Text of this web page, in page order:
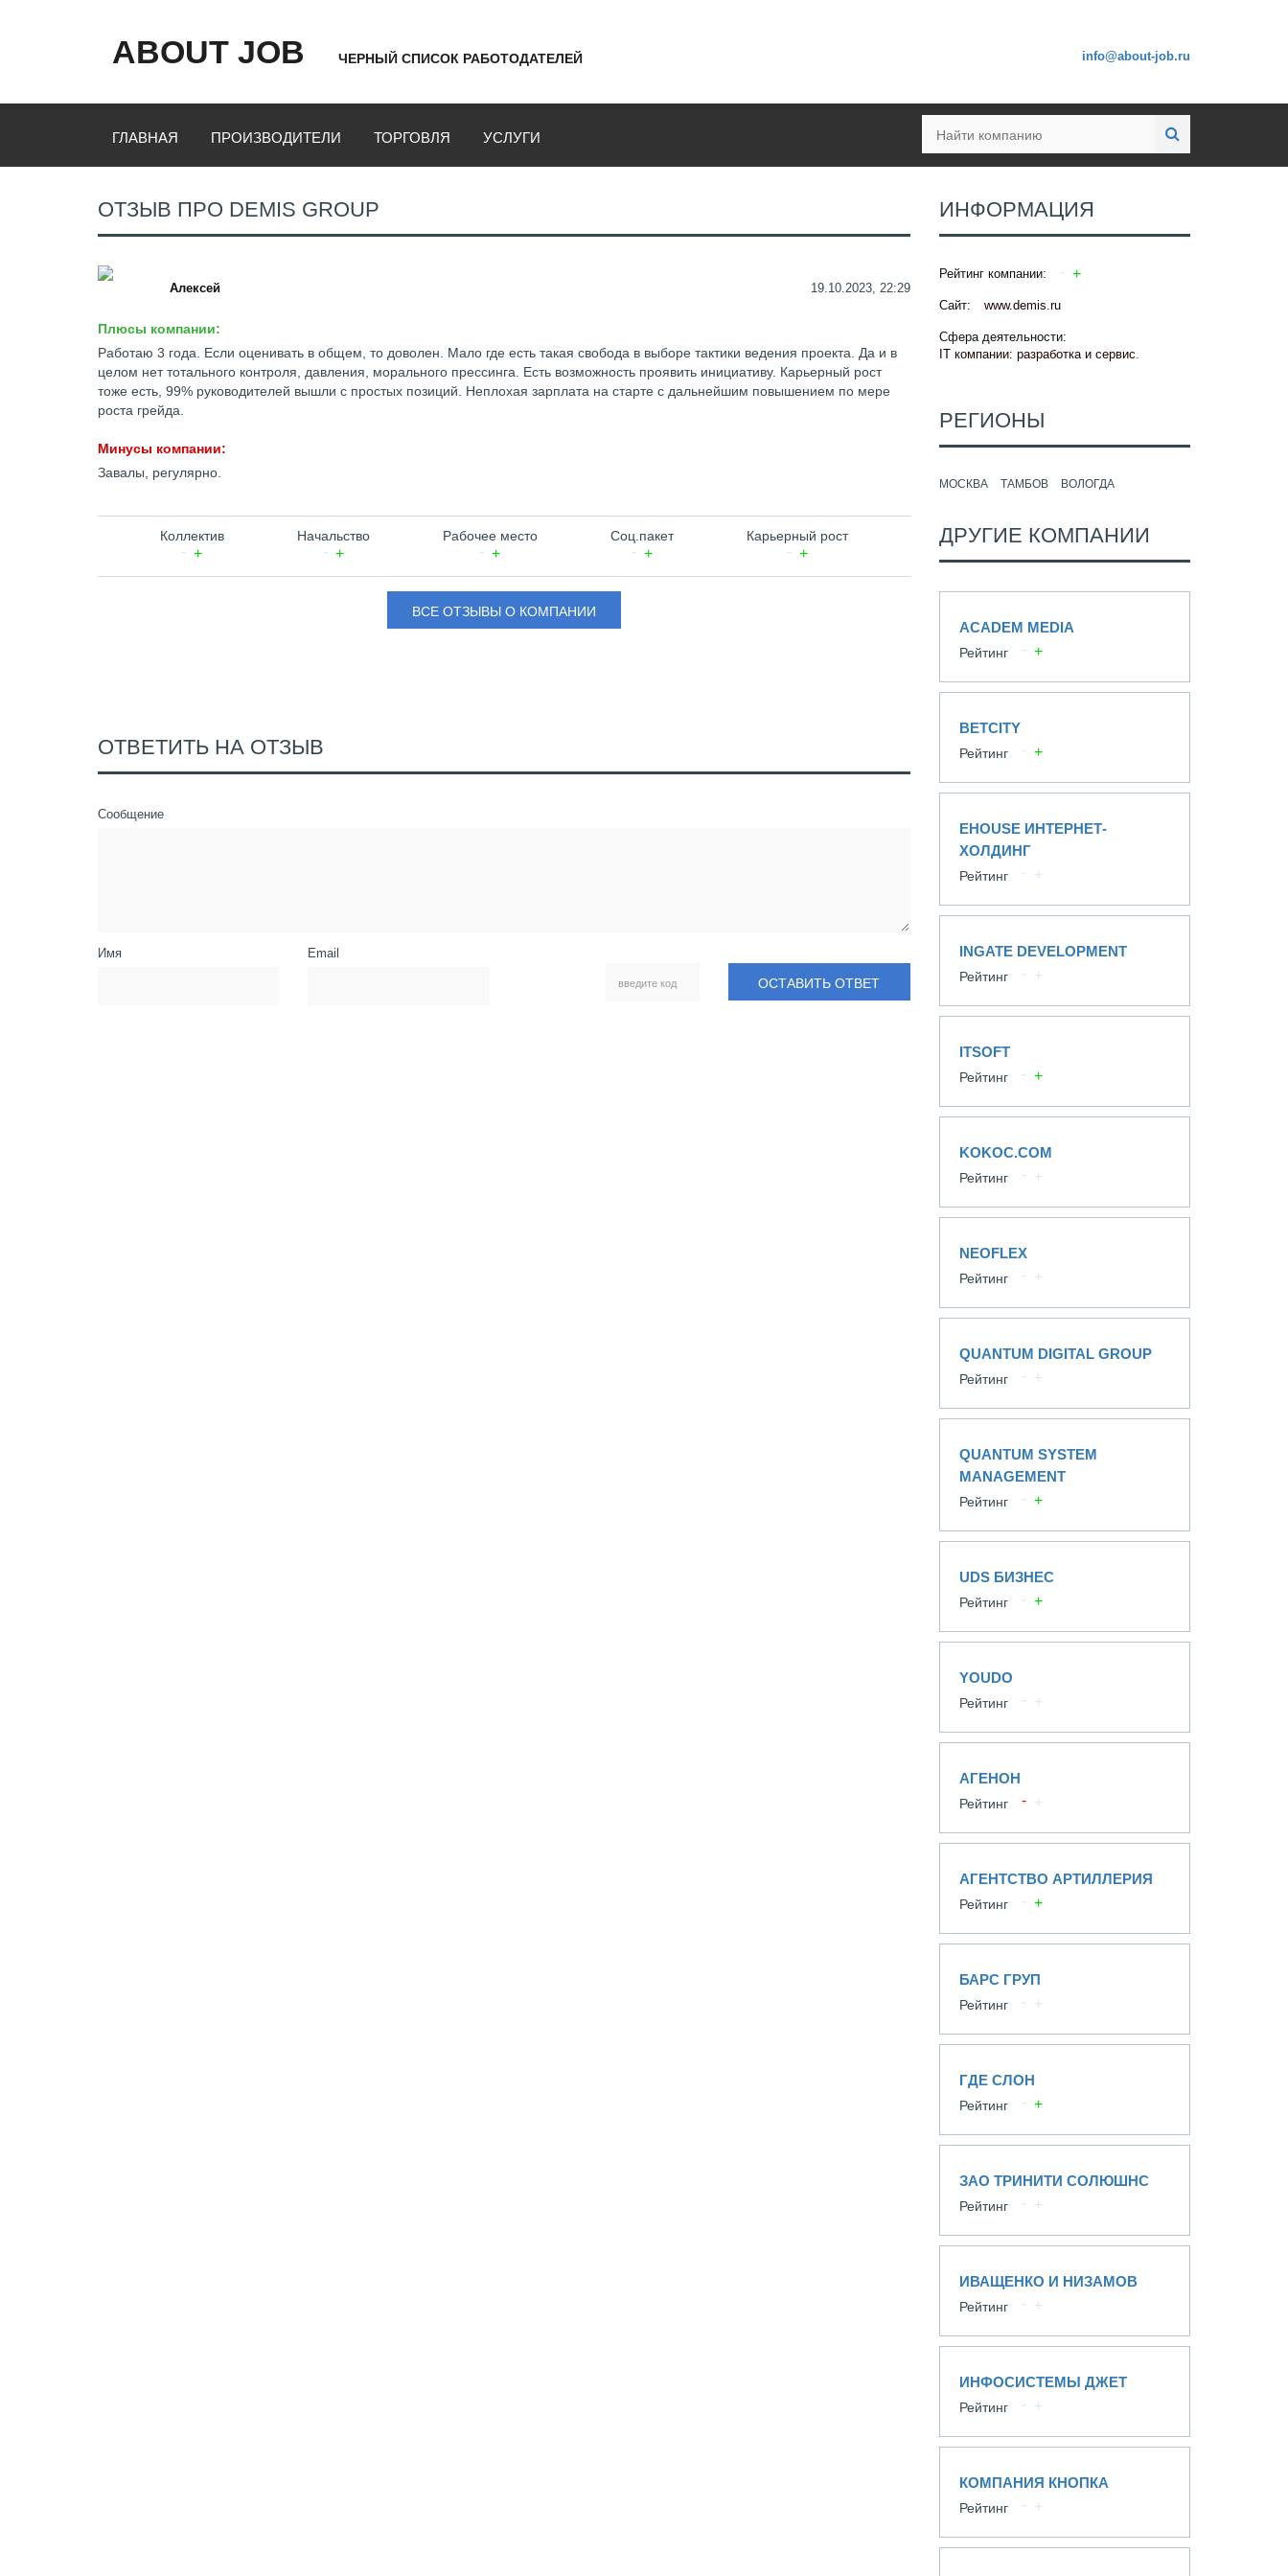
ABOUT JOB ЧЕРНЫЙ СПИСОК РАБОТОДАТЕЛЕЙ info@about-job.ru
ГЛАВНАЯ ПРОИЗВОДИТЕЛИ ТОРГОВЛЯ УСЛУГИ
ОТЗЫВ ПРО DEMIS GROUP
Алексей 19.10.2023, 22:29
Плюсы компании:
Работаю 3 года. Если оценивать в общем, то доволен. Мало где есть такая свобода в выборе тактики ведения проекта. Да и в
целом нет тотального контроля, давления, морального прессинга. Есть возможность проявить инициативу. Карьерный рост
тоже есть, 99% руководителей вышли с простых позиций. Неплохая зарплата на старте с дальнейшим повышением по мере
роста грейда.
Минусы компании:
Завалы, регулярно.
Коллектив Начальство Рабочее место Соц.пакет Карьерный рост
ВСЕ ОТЗЫВЫ О КОМПАНИИ
ОТВЕТИТЬ НА ОТЗЫВ
Сообщение
Имя Email
ОСТАВИТЬ ОТВЕТ
ИНФОРМАЦИЯ
Рейтинг компании:
Сайт: www.demis.ru
Сфера деятельности:
IT компании: разработка и сервис.
РЕГИОНЫ
МОСКВА ТАМБОВ ВОЛОГДА
ДРУГИЕ КОМПАНИИ
ACADEM MEDIA
Рейтинг
BETCITY
Рейтинг
EHOUSE ИНТЕРНЕТ-
ХОЛДИНГ
Рейтинг
INGATE DEVELOPMENT
Рейтинг
ITSOFT
Рейтинг
KOKOC.COM
Рейтинг
NEOFLEX
Рейтинг
QUANTUM DIGITAL GROUP
Рейтинг
QUANTUM SYSTEM
MANAGEMENT
Рейтинг
UDS БИЗНЕС
Рейтинг
YOUDO
Рейтинг
АГЕНОН
Рейтинг
АГЕНТСТВО АРТИЛЛЕРИЯ
Рейтинг
БАРС ГРУП
Рейтинг
ГДЕ СЛОН
Рейтинг
ЗАО ТРИНИТИ СОЛЮШНС
Рейтинг
ИВАЩЕНКО И НИЗАМОВ
Рейтинг
ИНФОСИСТЕМЫ ДЖЕТ
Рейтинг
КОМПАНИЯ КНОПКА
Рейтинг